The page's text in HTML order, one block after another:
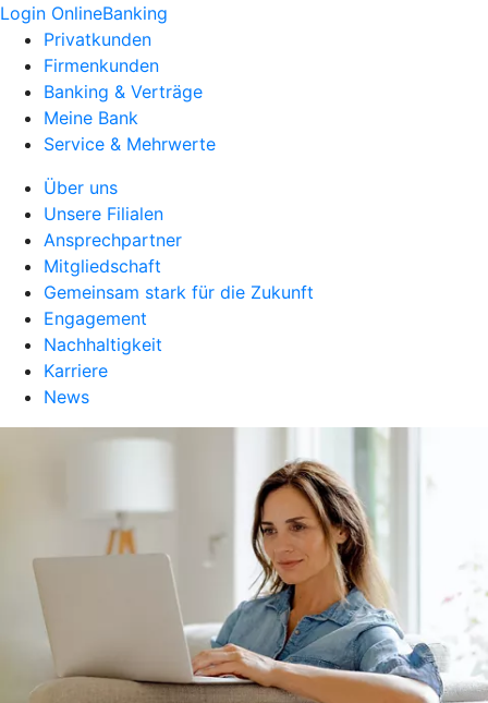
Login OnlineBanking
Privatkunden
Firmenkunden
Banking & Verträge
Meine Bank
Service & Mehrwerte
Über uns
Unsere Filialen
Ansprechpartner
Mitgliedschaft
Gemeinsam stark für die Zukunft
Engagement
Nachhaltigkeit
Karriere
News